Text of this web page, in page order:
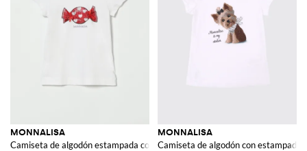
MONNALISA
Camiseta de algodón estampada con strass
MONNALISA
Camiseta de algodón con estampado